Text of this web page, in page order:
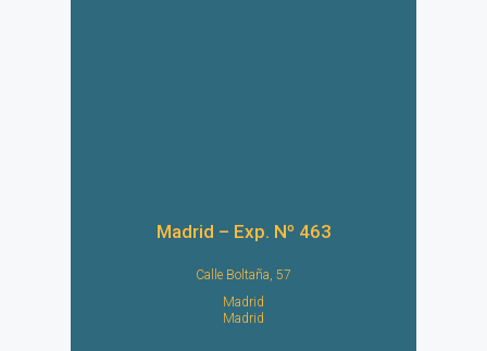
Madrid – Exp. Nº 463
Calle Boltaña, 57
Madrid
Madrid